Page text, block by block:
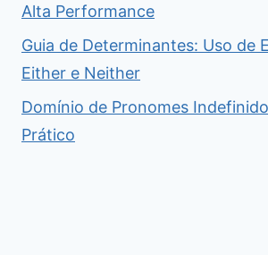
Alta Performance
Guia de Determinantes: Uso de
Either e Neither
Domínio de Pronomes
Prático